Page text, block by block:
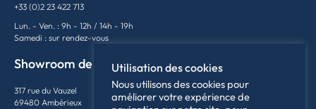
+33 (0)2 23 422 713
Lun. - Ven. : 9h - 12h / 14h - 19h
Samedi : sur rendez-vous
Showroom de Lyon
317 rue du Vauzel
69480 Ambérieux
Utilisation des cookies
Nous utilisons des cookies pour
améliorer votre expérience de